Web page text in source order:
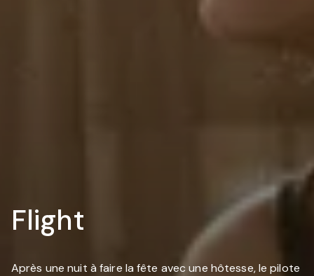
Flight
Après une nuit à faire la fête avec une hôtesse, le pilote